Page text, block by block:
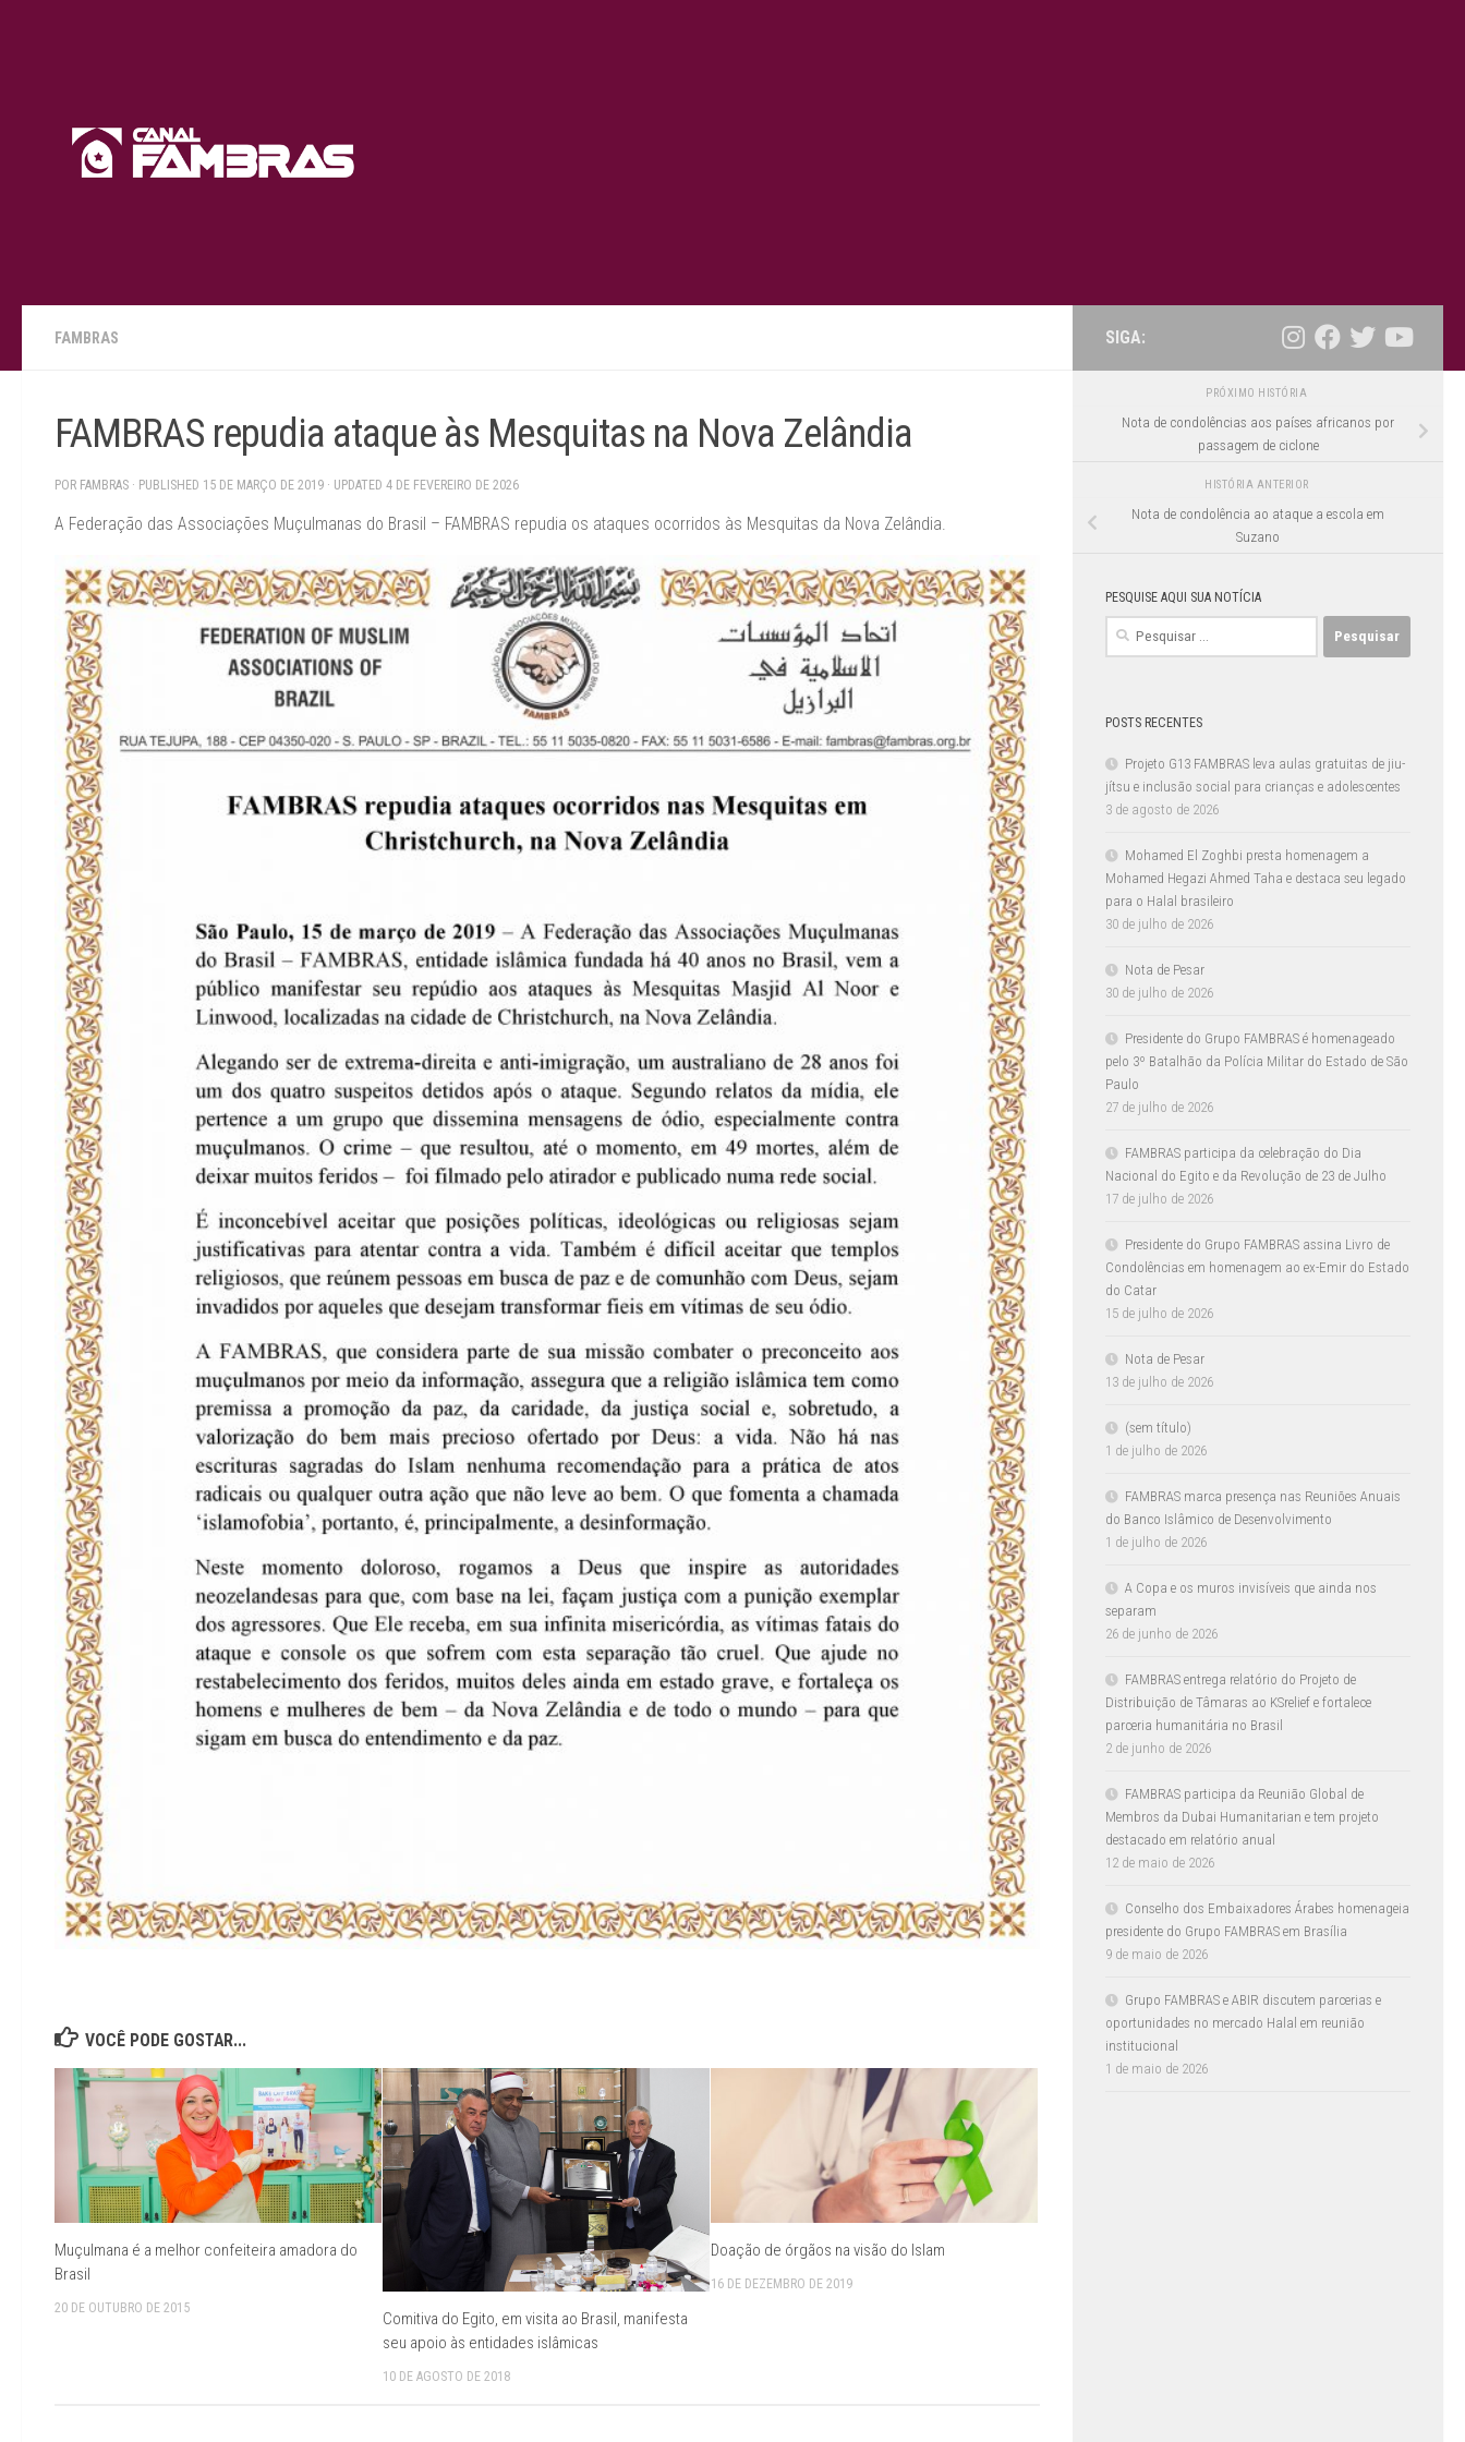
FAMBRAS
FAMBRAS repudia ataque às Mesquitas na Nova Zelândia
POR FAMBRAS · PUBLISHED 15 DE MARÇO DE 2019 · UPDATED 4 DE FEVEREIRO DE 2026
A Federação das Associações Muçulmanas do Brasil – FAMBRAS repudia os ataques ocorridos às Mesquitas da Nova Zelândia.
VOCÊ PODE GOSTAR...
Muçulmana é a melhor confeiteira amadora do
Brasil
20 DE OUTUBRO DE 2015
Comitiva do Egito, em visita ao Brasil, manifesta
seu apoio às entidades islâmicas
10 DE AGOSTO DE 2018
Doação de órgãos na visão do Islam
16 DE DEZEMBRO DE 2019
SIGA:
PRÓXIMO HISTÓRIA
Nota de condolências aos países africanos por
passagem de ciclone
HISTÓRIA ANTERIOR
Nota de condolência ao ataque a escola em
Suzano
PESQUISE AQUI SUA NOTÍCIA
Pesquisar
POSTS RECENTES
Projeto G13 FAMBRAS leva aulas gratuitas de jiu-
jítsu e inclusão social para crianças e adolescentes
3 de agosto de 2026
Mohamed El Zoghbi presta homenagem a
Mohamed Hegazi Ahmed Taha e destaca seu legado
para o Halal brasileiro
30 de julho de 2026
Nota de Pesar
30 de julho de 2026
Presidente do Grupo FAMBRAS é homenageado
pelo 3º Batalhão da Polícia Militar do Estado de São
Paulo
27 de julho de 2026
FAMBRAS participa da celebração do Dia
Nacional do Egito e da Revolução de 23 de Julho
17 de julho de 2026
Presidente do Grupo FAMBRAS assina Livro de
Condolências em homenagem ao ex-Emir do Estado
do Catar
15 de julho de 2026
Nota de Pesar
13 de julho de 2026
(sem título)
1 de julho de 2026
FAMBRAS marca presença nas Reuniões Anuais
do Banco Islâmico de Desenvolvimento
1 de julho de 2026
A Copa e os muros invisíveis que ainda nos
separam
26 de junho de 2026
FAMBRAS entrega relatório do Projeto de
Distribuição de Tâmaras ao KSrelief e fortalece
parceria humanitária no Brasil
2 de junho de 2026
FAMBRAS participa da Reunião Global de
Membros da Dubai Humanitarian e tem projeto
destacado em relatório anual
12 de maio de 2026
Conselho dos Embaixadores Árabes homenageia
presidente do Grupo FAMBRAS em Brasília
9 de maio de 2026
Grupo FAMBRAS e ABIR discutem parcerias e
oportunidades no mercado Halal em reunião
institucional
1 de maio de 2026